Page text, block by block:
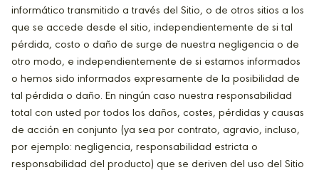
informático transmitido a través del Sitio, o de otros sitios a los
que se accede desde el sitio, independientemente de si tal
pérdida, costo o daño de surge de nuestra negligencia o de
otro modo, e independientemente de si estamos informados
o hemos sido informados expresamente de la posibilidad de
tal pérdida o daño. En ningún caso nuestra responsabilidad
total con usted por todos los daños, costes, pérdidas y causas
de acción en conjunto (ya sea por contrato, agravio, incluso,
por ejemplo: negligencia, responsabilidad estricta o
responsabilidad del producto) que se deriven del uso del Sitio